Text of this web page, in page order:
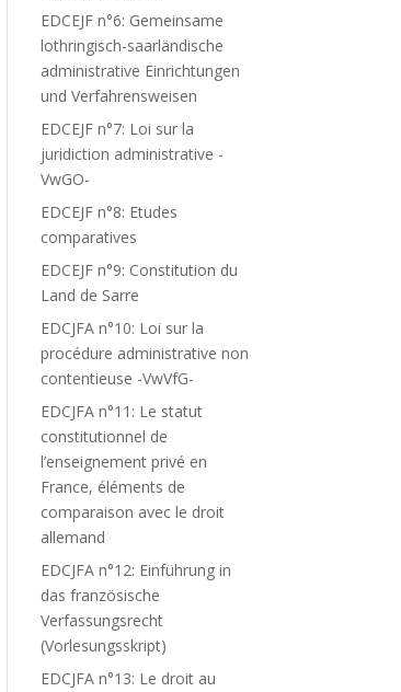
EDCEJF n°6: Gemeinsame
lothringisch-saarländische
administrative Einrichtungen
und Verfahrensweisen
EDCEJF n°7: Loi sur la
juridiction administrative -
VwGO-
EDCEJF n°8: Etudes
comparatives
EDCEJF n°9: Constitution du
Land de Sarre
EDCJFA n°10: Loi sur la
procédure administrative non
contentieuse -VwVfG-
EDCJFA n°11: Le statut
constitutionnel de
l’enseignement privé en
France, éléments de
comparaison avec le droit
allemand
EDCJFA n°12: Einführung in
das französische
Verfassungsrecht
(Vorlesungsskript)
EDCJFA n°13: Le droit au